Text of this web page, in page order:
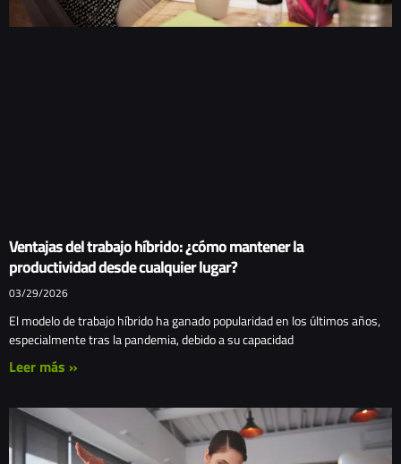
Ventajas del trabajo híbrido: ¿cómo mantener la
productividad desde cualquier lugar?
03/29/2026
El modelo de trabajo híbrido ha ganado popularidad en los últimos años,
especialmente tras la pandemia, debido a su capacidad
Leer más »